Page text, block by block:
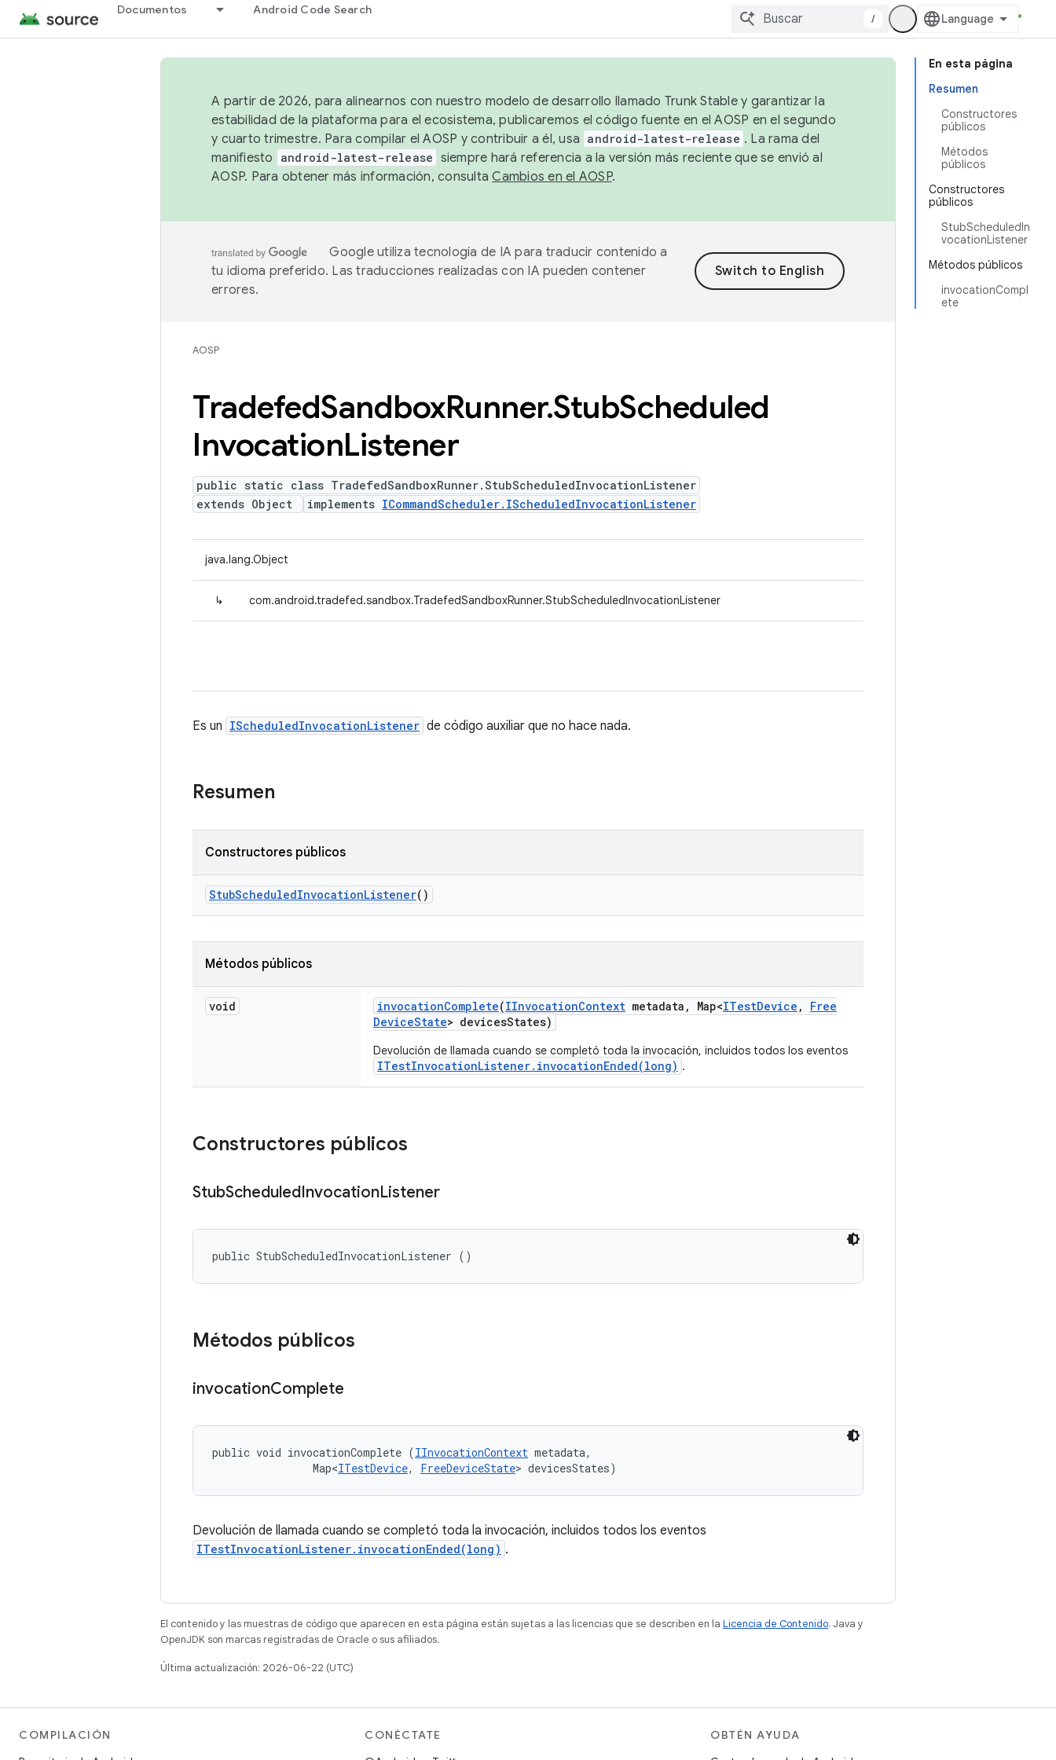
Documentos Android Code Search
/
En esta página
Resumen
Constructores
públicos
Métodos
públicos
Constructores
públicos
StubScheduledIn
vocationListener
Métodos públicos
invocationCompl
ete
A partir de 2026, para alinearnos con nuestro modelo de desarrollo llamado Trunk Stable y garantizar la
estabilidad de la plataforma para el ecosistema, publicaremos el código fuente en el AOSP en el segundo
y cuarto trimestre. Para compilar el AOSP y contribuir a él, usa android-latest-release . La rama del
manifiesto
android-latest-release siempre hará referencia a la versión más reciente que se envió al
AOSP. Para obtener más información, consultaCambios en el AOSP.
Google utiliza tecnología de IA para traducir contenido a
tu idioma preferido. Las traducciones realizadas con IA pueden contener
errores.
AOSP
TradefedSandboxRunner.StubScheduled
InvocationListener
public static class TradefedSandboxRunner.StubScheduledInvocationListener
extends Object
implements ICommandScheduler.IScheduledInvocationListener
java.lang.Object
↳ com.android.tradefed.sandbox.TradefedSandboxRunner.StubScheduledInvocationListener
Es un IScheduledInvocationListener de código auxiliar que no hace nada.
Resumen
Constructores públicos
StubScheduledInvocationListener()
Métodos públicos
void invocationComplete(IInvocationContext metadata , Map<ITestDevice ,
Free
DeviceState> devicesStates)
Devolución de llamada cuando se completó toda la invocación, incluidos todos los eventos
ITestInvocationListener.invocationEnded(long) .
Constructores públicos
StubScheduledInvocationListener
public StubScheduledInvocationListener ()
Métodos públicos
invocationComplete
public void invocationComplete (IInvocationContext metadata,
                Map<
ITestDevice, FreeDeviceState> devicesStates)
Devolución de llamada cuando se completó toda la invocación, incluidos todos los eventos
ITestInvocationListener.invocationEnded(long) .
El contenido y las muestras de código que aparecen en esta página están sujetas a las licencias que se describen en la Licencia de Contenido. Java y
OpenJDK son marcas registradas de Oracle o sus afiliados.
Última actualización: 2026-06-22 (UTC)
COMPILACIÓN
CONÉCTATE
OBTÉN AYUDA